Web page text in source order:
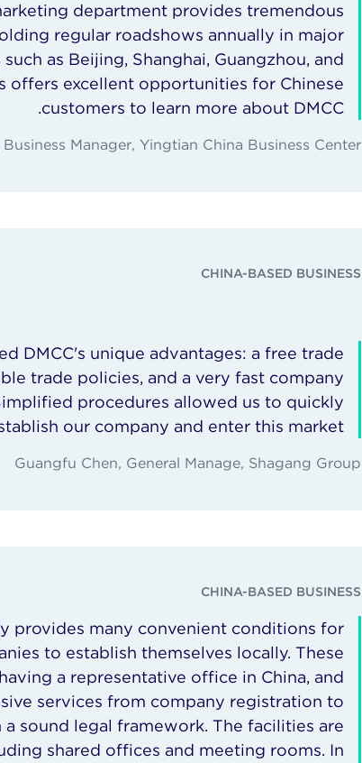
department provides tremendous
regular roadshows annually in major
as Beijing, Shanghai, Guangzhou, and
offers excellent opportunities for Chinese
customers to learn more about DMCC.
Manager, Yingtian China Business Center
CHINA-BASED BUSINESS
DMCC's unique advantages: a free trade
trade policies, and a very fast company
procedures allowed us to quickly
our company and enter this market.
Guangfu Chen, General Manage, Shagang Group
CHINA-BASED BUSINESS
provides many convenient conditions for
to establish themselves locally. These
a representative office in China, and
services from company registration to
sound legal framework. The facilities are
shared offices and meeting rooms. In